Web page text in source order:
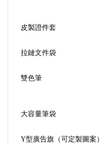
皮製證件套
拉鏈文件袋
雙色筆
大容量筆袋
Y型廣告旗（可定製圖案）